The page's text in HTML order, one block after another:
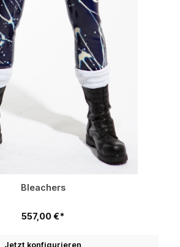
Bleachers
557,00 €*
Jetzt konfigurieren